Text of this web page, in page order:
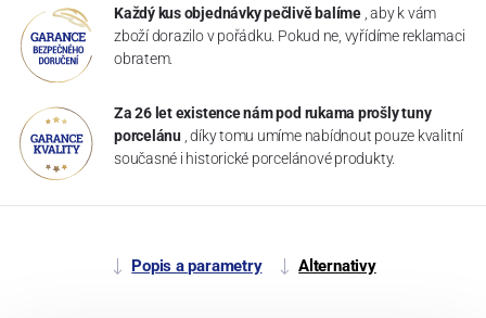
Každý kus objednávky pečlivě balíme , aby k vám
zboží dorazilo v pořádku. Pokud ne, vyřídíme reklamaci
obratem.
Za 26 let existence nám pod rukama prošly tuny
porcelánu , díky tomu umíme nabídnout pouze kvalitní
současné i historické porcelánové produkty.
Popis a parametry Alternativy